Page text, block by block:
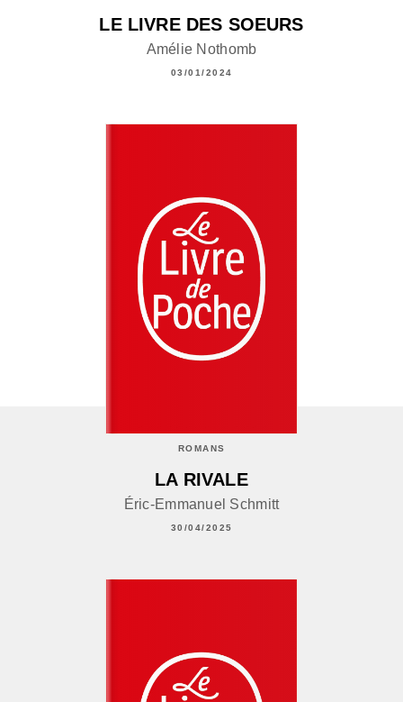
LE LIVRE DES SOEURS
Amélie Nothomb
03/01/2024
ROMANS
LA RIVALE
Éric-Emmanuel Schmitt
30/04/2025